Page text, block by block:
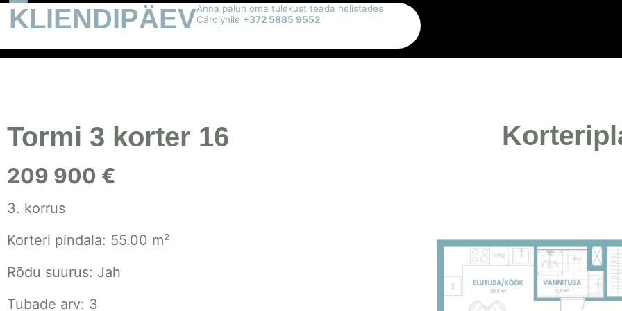
KLIENDIPÄEVAnna palun oma tulekust teada helistades
Cärolynile +372 5885 9552
Tormi 3 korter 16
209 900 €
3. korrus
Korteri pindala: 55.00 m²
Rõdu suurus: Jah
Tubade arv: 3